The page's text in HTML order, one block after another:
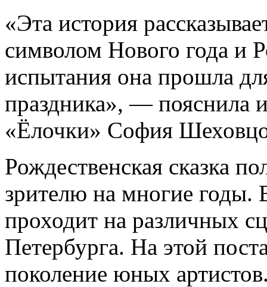
«Эта история
символом Нового года и
испытания она прошла
праздника», — пояснила
«Ёлочки» София
Рождественская сказка
зрителю на многие годы.
проходит на различных
Петербурга. На этой
поколение юных